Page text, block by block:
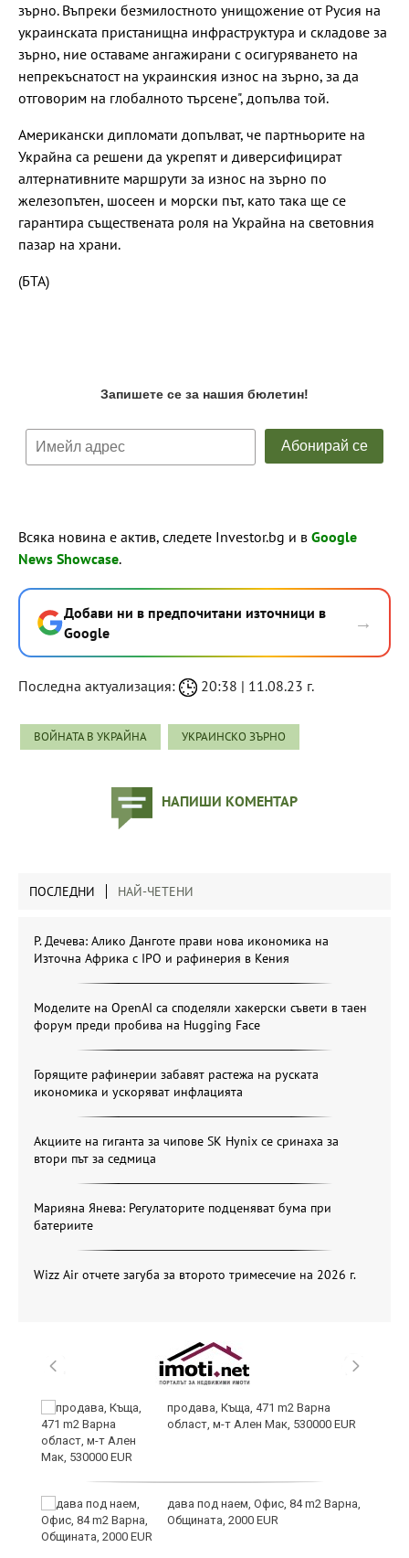
зърно. Въпреки безмилостното унищожение от Русия на
украинската пристанищна инфраструктура и складове за
зърно, ние оставаме ангажирани с осигуряването на
непрекъснатост на украинския износ на зърно, за да
отговорим на глобалното търсене", допълва той.
Американски дипломати допълват, че партньорите на
Украйна са решени да укрепят и диверсифицират
алтернативните маршрути за износ на зърно по
железопътен, шосеен и морски път, като така ще се
гарантира съществената роля на Украйна на световния
пазар на храни.
(БТА)
Всяка новина е актив, следете Investor.bg и в Google
News Showcase.
Добави ни в предпочитани източници в
Google
→
Последна актуализация: 20:38 | 11.08.23 г.
ВОЙНАТА В УКРАЙНА УКРАИНСКО ЗЪРНО
НАПИШИ КОМЕНТАР
ПОСЛЕДНИ НАЙ-ЧЕТЕНИ
Р. Дечева: Алико Данготе прави нова икономика на
Източна Африка с IPO и рафинерия в Кения
Моделите на OpenAI са споделяли хакерски съвети в таен
форум преди пробива на Hugging Face
Горящите рафинерии забавят растежа на руската
икономика и ускоряват инфлацията
Акциите на гиганта за чипове SK Hynix се сринаха за
втори път за седмица
Марияна Янева: Регулаторите подценяват бума при
батериите
Wizz Air отчете загуба за второто тримесечие на 2026 г.
продава, Къща, 471 m2 Варна
област, м-т Ален Мак, 530000 EUR
дава под наем, Офис, 84 m2 Варна,
Общината, 2000 EUR